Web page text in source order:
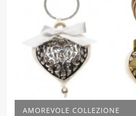
AMOREVOLE COLLEZIONE